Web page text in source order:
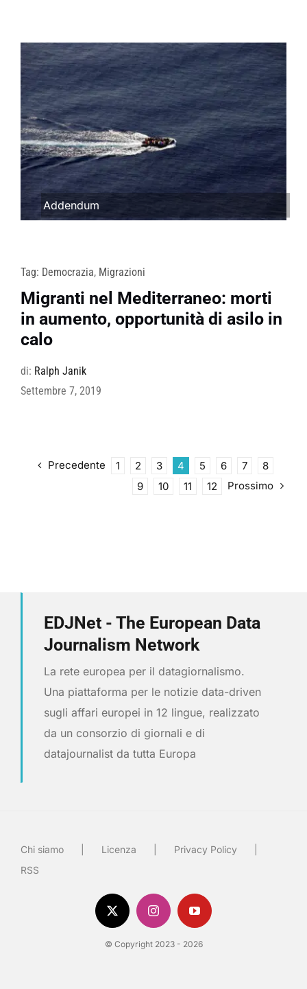
Addendum
Tag: Democrazia, Migrazioni
Migranti nel Mediterraneo: morti
in aumento, opportunità di asilo in
calo
di: Ralph Janik
Settembre 7, 2019
Precedente 1 2 3 4 5 6 7
8
9
10 11 12 Prossimo
EDJNet - The European Data
Journalism Network
La rete europea per il datagiornalismo.
Una piattaforma per le notizie data-driven
sugli affari europei in 12 lingue, realizzato
da un consorzio di giornali e di
datajournalist da tutta Europa
Chi siamo Licenza
Privacy Policy
RSS
© Copyright 2023 - 2026